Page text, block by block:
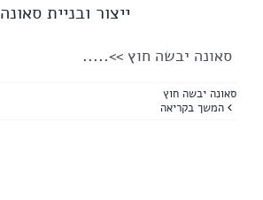
ייצור ובניית סאונה
סאונה יבשה חוץ >>.....
סאונה יבשה חוץ
המשך בקריאה